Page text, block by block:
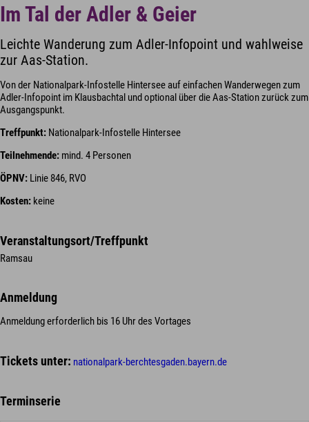
Im Tal der Adler & Geier
Leichte Wanderung zum Adler-Infopoint und wahlweise
zur Aas-Station.
Von der Nationalpark-Infostelle Hintersee auf einfachen Wanderwegen zum
Adler-Infopoint im Klausbachtal und optional über die Aas-Station zurück zum
Ausgangspunkt.
Treffpunkt: Nationalpark-Infostelle Hintersee
Teilnehmende: mind. 4 Personen
ÖPNV: Linie 846, RVO
Kosten: keine
Veranstaltungsort/Treffpunkt
Ramsau
Anmeldung
Anmeldung erforderlich bis 16 Uhr des Vortages
Tickets unter: nationalpark-berchtesgaden.bayern.de
Terminserie